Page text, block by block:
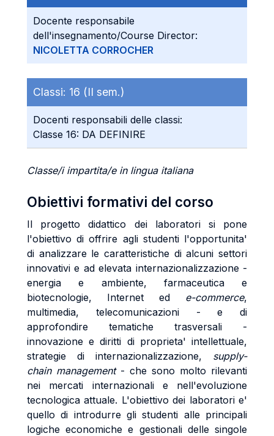
Docente responsabile
dell'insegnamento/Course Director:
NICOLETTA CORROCHER
Classi: 16 (II sem.)
Docenti responsabili delle classi:
Classe 16: DA DEFINIRE
Classe/i impartita/e in lingua italiana
Obiettivi formativi del corso
Il progetto didattico dei laboratori si pone
l'obiettivo di offrire agli studenti l'opportunita'
di analizzare le caratteristiche di alcuni settori
innovativi e ad elevata internazionalizzazione -
energia e ambiente, farmaceutica e
biotecnologie, Internet ed e-commerce,
multimedia, telecomunicazioni - e di
approfondire tematiche trasversali -
innovazione e diritti di proprieta' intellettuale,
strategie di internazionalizzazione, supply-
chain management- che sono molto rilevanti
nei mercati internazionali e nell'evoluzione
tecnologica attuale. L'obiettivo dei laboratori e'
quello di introdurre gli studenti alle principali
logiche economiche e gestionali delle singole